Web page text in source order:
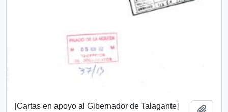
[Cartas en apoyo al Gibernador de Talagante]